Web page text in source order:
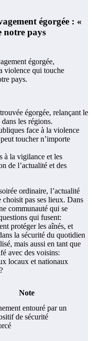
égorgée : «
notre pays
égorgée, relançant le
les régions.
face à la violence
toucher n’importe
à la vigilance et les
de l’actualité et des
ordinaire, l’actualité
pas ses lieux. Dans
communauté qui se
qui fusent:
protéger les aînés, et
la sécurité du quotidien
mais aussi en tant que
avec des voisins:
locaux et nationaux
Note
entouré par un
de sécurité